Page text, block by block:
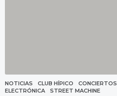
NOTICIAS CLUB HÍPICO ,CONCIERTOS
ELECTRÓNICA
,STREET MACHINE